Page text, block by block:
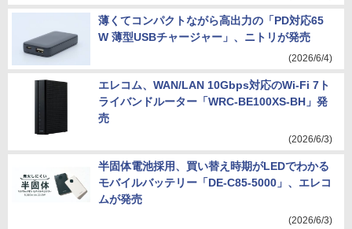
薄くてコンパクトながら高出力の「PD対応65
W 薄型USBチャージャー」、ニトリが発売
(2026/6/4)
エレコム、WAN/LAN 10Gbps対応のWi-Fi 7ト
ライバンドルーター「WRC-BE100XS-BH」発
売
(2026/6/3)
半固体電池採用、買い替え時期がLEDでわかる
モバイルバッテリー「DE-C85-5000」、エレコ
ムが発売
(2026/6/3)